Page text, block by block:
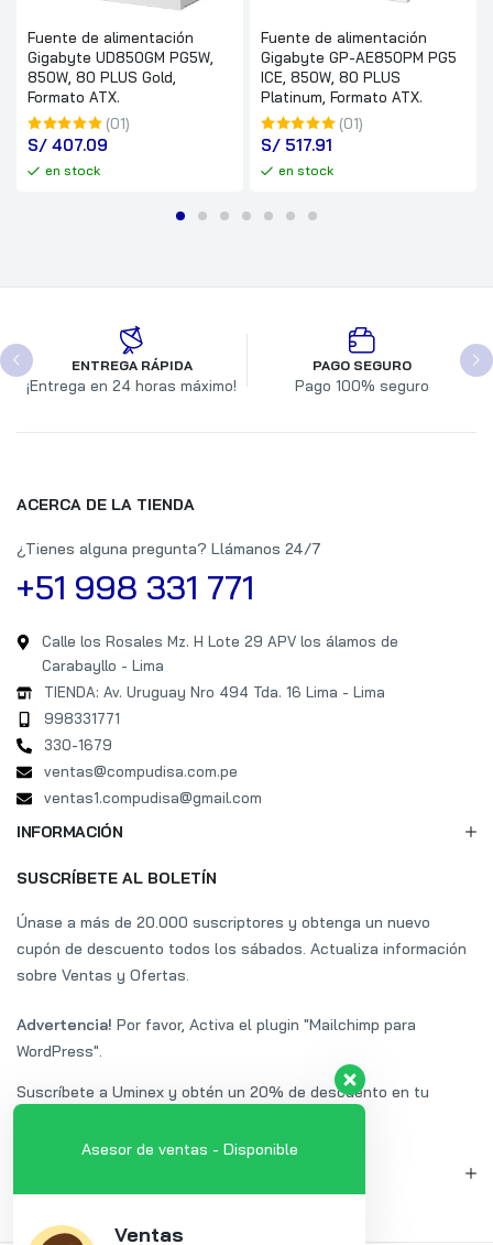
Fuente de alimentación
Gigabyte UD850GM PG5W,
850W, 80 PLUS Gold,
Formato ATX.
(01)
S/ 407.09
en stock
Fuente de alimentación
Gigabyte GP-AE850PM PG5
ICE, 850W, 80 PLUS
Platinum, Formato ATX.
(01)
S/ 517.91
en stock
ENTREGA RÁPIDA
¡Entrega en 24 horas máximo!
PAGO SEGURO
Pago 100% seguro
ACERCA DE LA TIENDA
¿Tienes alguna pregunta? Llámanos 24/7
+51 998 331 771
Calle los Rosales Mz. H Lote 29 APV los álamos de
Carabayllo - Lima
TIENDA: Av. Uruguay Nro 494 Tda. 16 Lima - Lima
998331771
330-1679
ventas@compudisa.com.pe
ventas1.compudisa@gmail.com
INFORMACIÓN
SUSCRÍBETE AL BOLETÍN
Únase a más de 20.000 suscriptores y obtenga un nuevo
cupón de descuento todos los sábados. Actualiza información
sobre Ventas y Ofertas.
Advertencia! Por favor, Activa el plugin "Mailchimp para
WordPress".
Suscríbete a Uminex y obtén un 20% de descuento en tu
Asesor de ventas - Disponible
Ventas